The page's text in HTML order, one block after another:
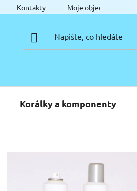
Kontakty Moje objednávka
Korálky a komponenty